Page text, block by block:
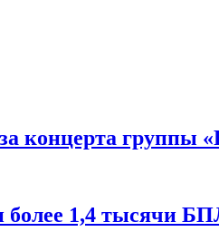
концерта группы
более 1,4 тысячи